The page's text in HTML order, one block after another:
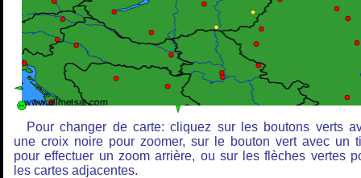
Pour changer de carte: cliquez sur les boutons verts
une croix noire pour zoomer, sur le bouton vert avec un
pour effectuer un zoom arrière, ou sur les flèches vertes
les cartes adjacentes.